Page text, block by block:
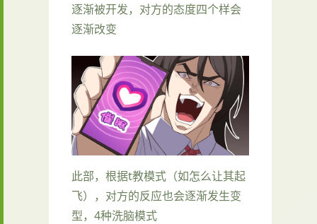
逐渐被开发，对方的态度四个样会
逐渐改变
此部，根据t教模式（如怎么让其起
飞），对方的反应也会逐渐发生变
型，4种洗脑模式